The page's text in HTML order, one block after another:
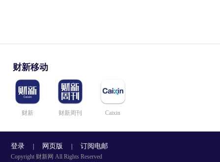
财新移动
财新 财新周刊 Caixin
登录 网页版 订阅电邮
Copyright 财新网 All Rights Reserved